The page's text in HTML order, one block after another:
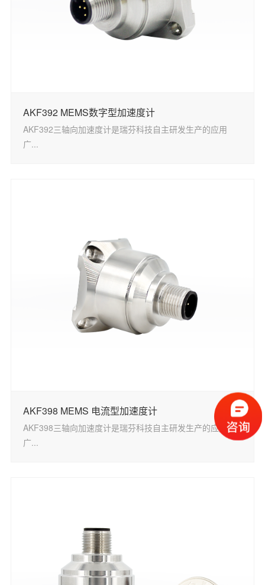
AKF392 MEMS数字型加速度计
AKF392三轴向加速度计是瑞芬科技自主研发生产的应用
广...
AKF398 MEMS 电流型加速度计
AKF398三轴向加速度计是瑞芬科技自主研发生产的应用
广...